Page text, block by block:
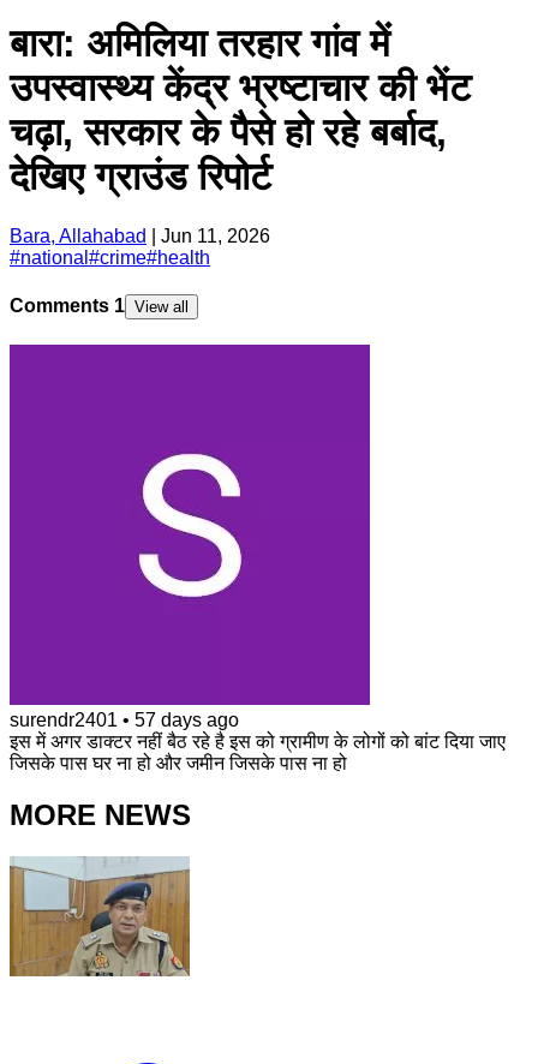
बारा: अमिलिया तरहार गांव में
उपस्वास्थ्य केंद्र भ्रष्टाचार की भेंट
चढ़ा, सरकार के पैसे हो रहे बर्बाद,
देखिए ग्राउंड रिपोर्ट
Bara, Allahabad
Jun 11, 2026
#national #crime#health
Comments 1 View all
surendr2401 • 57 days ago
इस में अगर डाक्टर नहीं बैठ रहे है इस को ग्रामीण के लोगों को बांट दिया जाए
जिसके पास घर ना हो और जमीन जिसके पास ना हो
MORE NEWS